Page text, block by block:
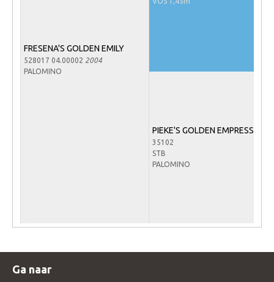
Zoek een hengst
AANMELDEN HENGSTENKEURING ONDER HET
Verrichtingsonderzoek 2022-2023
FRESENA'S GOLDEN EMILY
528017 04.00002 2004
PALOMINO
PIEKE'S GOLDEN EMPRESS
35102
STB
PALOMINO
Ga naar